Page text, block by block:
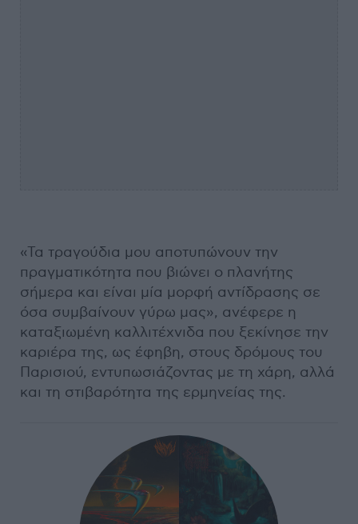
«Τα τραγούδια μου αποτυπώνουν την
πραγματικότητα που βιώνει ο πλανήτης
σήμερα και είναι μία μορφή αντίδρασης σε
όσα συμβαίνουν γύρω μας», ανέφερε η
καταξιωμένη καλλιτέχνιδα που ξεκίνησε την
καριέρα της, ως έφηβη, στους δρόμους του
Παρισιού, εντυπωσιάζοντας με τη χάρη, αλλά
και τη στιβαρότητα της ερμηνείας της.